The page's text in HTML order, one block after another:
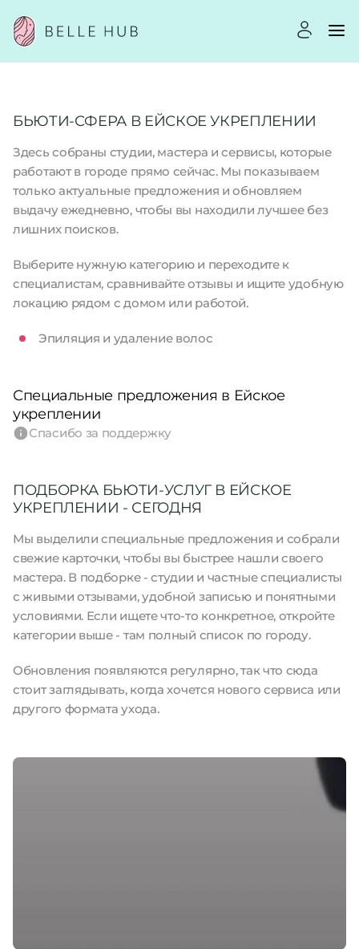
БЬЮТИ-СФЕРА В ЕЙСКОЕ УКРЕПЛЕНИИ
Здесь собраны студии, мастера и сервисы, которые
работают в городе прямо сейчас. Мы показываем
только актуальные предложения и обновляем
выдачу ежедневно, чтобы вы находили лучшее без
лишних поисков.
Выберите нужную категорию и переходите к
специалистам, сравнивайте отзывы и ищите удобную
локацию рядом с домом или работой.
Эпиляция и удаление волос
Специальные предложения в Ейское
укреплении
Спасибо за поддержку
ПОДБОРКА БЬЮТИ-УСЛУГ В ЕЙСКОЕ
УКРЕПЛЕНИИ - СЕГОДНЯ
Мы выделили специальные предложения и собрали
свежие карточки, чтобы вы быстрее нашли своего
мастера. В подборке - студии и частные специалисты
с живыми отзывами, удобной записью и понятными
условиями. Если ищете что-то конкретное, откройте
категории выше - там полный список по городу.
Обновления появляются регулярно, так что сюда
стоит заглядывать, когда хочется нового сервиса или
другого формата ухода.